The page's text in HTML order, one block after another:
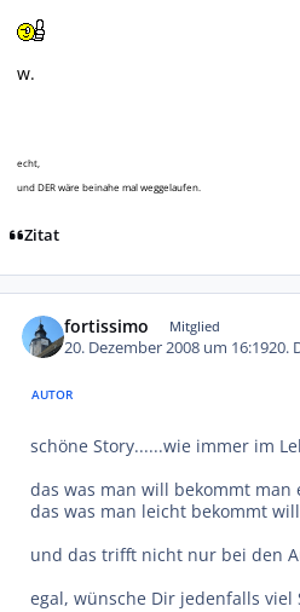
w.
echt,
und DER wäre beinahe mal weggelaufen.
Zitat
fortissimo Mitglied
20. Dezember 2008 um 16:1920.
AUTOR
schöne Story......wie immer im
das was man will bekommt
das was man leicht bekommt
und das trifft nicht nur bei den
egal, wünsche Dir jedenfalls viel